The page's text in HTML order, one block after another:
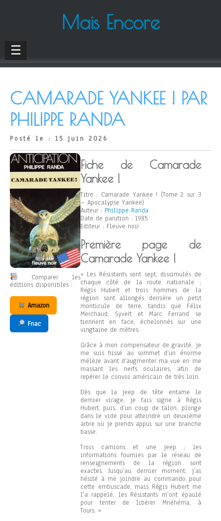
Mais Encore
☰
CAMARADE YANKEE ! PAR
PHILIPPE RANDA
Posté le : 15 juin 2026
Comparer les
éditions disponibles :
Amazon
Fnac
Fiche de Camarade
Yankee !
Titre : Camarade Yankee ! (Tome 2 sur 3
– Apocalypse Yankee)
Auteur : Philippe Randa
Date de parution : 1985
Editeur : Fleuve noir
Première page de
Camarade Yankee !
« Les Résistants sont sept, dissimulés de
chaque côté de la route nationale ;
Régis Hubert et trois hommes de la
région sont allongés derrière un petit
monticule de terre, tandis que Félix
Merchaud, Syvert et Marc Ferrand se
tiennent en face, échelonnés sur une
vingtaine de mètres.
Grâce à mon compensateur de gravité, je
me suis hissé au sommet d’un énorme
mélèze avant d’augmenter ma vue en me
massant les nerfs oculaires, afin de
repérer le convoi américain de très loin.
Dès que la jeep de tête entame le
dernier virage, je fais signe à Régis
Hubert, puis, d’un coup de talon, plonge
dans le vide pour atteindre un deuxième
arbre où je prends appui sur une branche
basse.
Trois camions et une jeep ; les
informations fournies par le réseau de
renseignements de la région sont
exactes. Jusqu’au dernier moment, j’ai
hésité à me joindre au commando pour
cette embuscade, mais Régis Hubert me
l’a rappelé, les Résistants m’ont épaulé
pour tenter de libérer Mnéhéma, à
Tours. »